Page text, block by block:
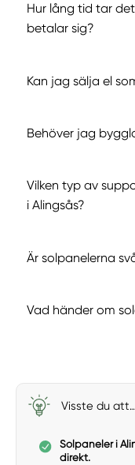
Hur lång tid tar
betalar sig?
Kan jag sälja el
Behöver jag
Vilken typ av
i Alingsås?
Är solpanelerna
Vad händer om
Visste du att…
Solpaneler i
direkt.